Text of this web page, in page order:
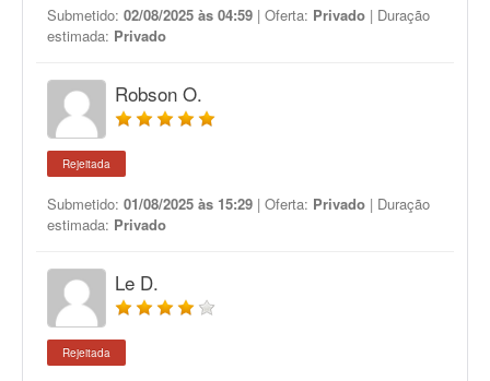
Submetido: 02/08/2025 às 04:59 | Oferta: Privado | Duração
estimada: Privado
Robson O.
Rejeitada
Submetido: 01/08/2025 às 15:29 | Oferta: Privado | Duração
estimada: Privado
Le D.
Rejeitada